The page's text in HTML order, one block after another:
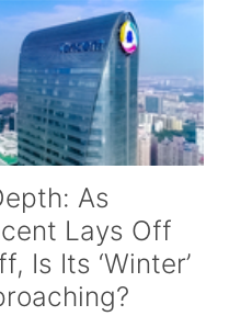
As
Lays Off
Is Its ‘Winter’